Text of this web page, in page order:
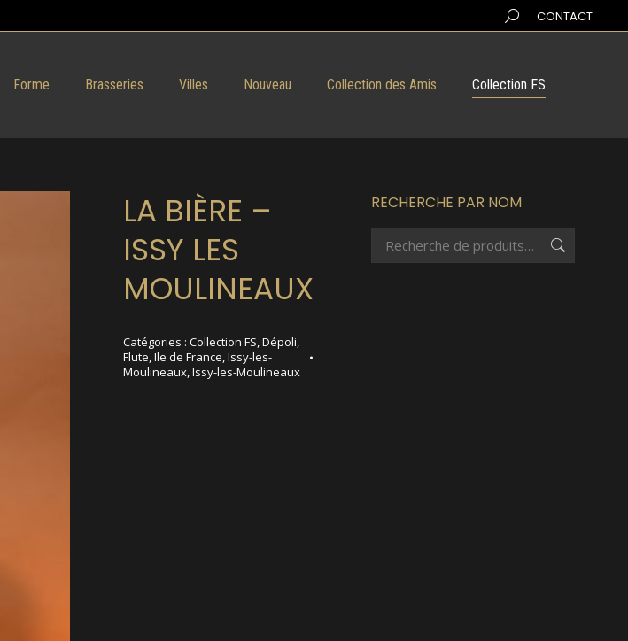
Search:CONTACT
Forme Brasseries Villes Nouveau Collection des Amis Collection FS
LA BIÈRE –
ISSY LES
MOULINEAUX
Catégories : Collection FS,Dépoli,
Flute,Ile de France,Issy-les-
Moulineaux,Issy-les-Moulineaux
RECHERCHE PAR NOM